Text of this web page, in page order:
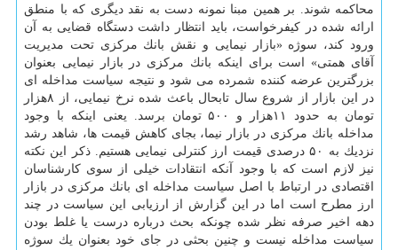
محاكمه شوند. بر همین مبنا نمونه دست به نقد دیگری كه با منطق
ارائه شده در كیفرخواست، باید انتظار داشت دستگاه قضایی به آن
ورود كند، سوژه «بازار نیمایی و نقش بانك مركزی تحت مدیریت
آقای همتی» است برای اینكه بانك مركزی در بازار نیمایی بعنوان
بزرگترین عرضه كننده شمرده می شود و نتیجه سیاست مداخله ای
در این بازار از شروع سال تابحال باعث شده نرخ نیمایی، از ۸هزار
تومان به حدود ۱۱هزار و ۵۰۰ تومان برسد. یعنی اینكه با وجود
مداخله بانك مركزی در بازار نیما، بجای كاهش قیمت ها، شاهد رشد
نزدیك به ۵۰ درصدی قیمت ارز كنترلی نیمایی هستیم. ذكر این نكته
نیز لازم است كه با وجود آنكه انتقادات خیلی از سوی كارشناسان
اقتصادی در ارتباط با اصل سیاست مداخله ای بانك مركزی در بازار
ارز مطرح است اما در این گزارش از ارزیابی این سیاست در چند
دهه اخیر صرفه نظر شده چونكه بحث درباره درست یا غلط بودن
سیاست مداخله نیست و چنین بحثی در جای خود بعنوان یك سوژه